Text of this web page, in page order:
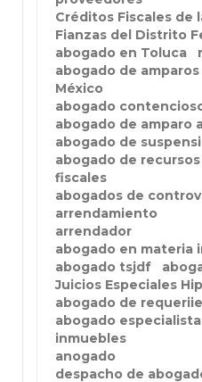
Créditos Fiscales de
Fianzas del Distrito
abogado en Toluca
abogado de
México
abogado
abogado de amparo
abogado de
abogado de
fiscales
abogados de
arrendamiento
arrendador
abogado en materia
abogado tsjdf
Juicios Especiales
abogado de
abogado
inmuebles
anogado
despacho de